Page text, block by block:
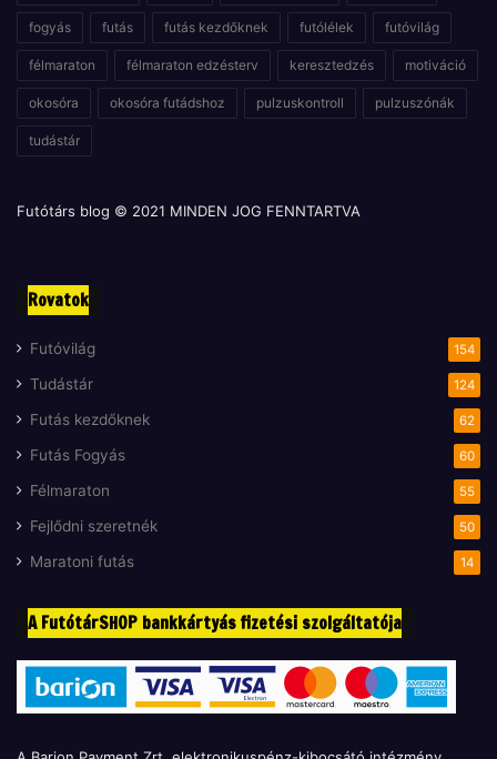
fogyás futás futás kezdőknek futólélek futóvilág
félmaraton félmaraton edzésterv keresztedzés motiváció
okosóra okosóra futádshoz pulzuskontroll pulzuszónák
tudástár
Futótárs blog © 2021 MINDEN JOG FENNTARTVA
Rovatok
Futóvilág 154
Tudástár 124
Futás kezdőknek 62
Futás Fogyás 60
Félmaraton 55
Fejlődni szeretnék 50
Maratoni futás 14
A FutótárSHOP bankkártyás fizetési szolgáltatója